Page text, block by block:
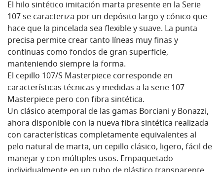
El hilo sintético imitación marta presente en la Serie
107 se caracteriza por un depósito largo y cónico que
hace que la pincelada sea flexible y suave. La punta
precisa permite crear tanto líneas muy finas y
continuas como fondos de gran superficie,
manteniendo siempre la forma.
El cepillo 107/S Masterpiece corresponde en
características técnicas y medidas a la serie 107
Masterpiece pero con fibra sintética.
Un clásico atemporal de las gamas Borciani y Bonazzi,
ahora disponible con la nueva fibra sintética realizada
con características completamente equivalentes al
pelo natural de marta, un cepillo clásico, ligero, fácil de
manejar y con múltiples usos. Empaquetado